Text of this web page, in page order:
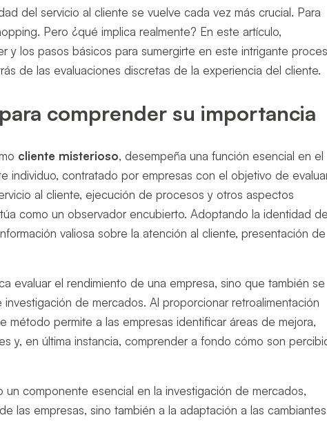
del servicio al cliente se vuelve cada vez más crucial. Para
Pero ¿qué implica realmente? En este artículo,
y los pasos básicos para sumergirte en este intrigante
de las evaluaciones discretas de la experiencia del cliente.
comprender su importancia
cliente misterioso, desempeña una función esencial en el
individuo, contratado por empresas con el objetivo de
al cliente, ejecución de procesos y otros aspectos
como un observador encubierto. Adoptando la identidad
valiosa sobre la atención al cliente, presentación de
evaluar el rendimiento de una empresa, sino que también se
de mercados. Al proporcionar retroalimentación
método permite a las empresas identificar áreas de mejora,
y, en última instancia, comprender a fondo cómo son
un componente esencial en la investigación de mercados,
las empresas, sino también a la adaptación a las cambiantes